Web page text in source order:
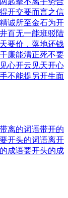
开交要而言之信
精诚所至金石为开
百无一能班驳陆
天要价，落地还钱
廉能清正死不要
心开云见天开心
不能提另开生面
带离的词语带开的
要开头的词语离开
成语要开头的成